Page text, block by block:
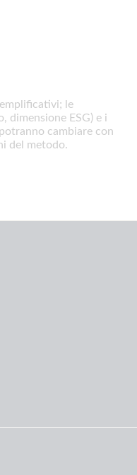
le
dimensione ESG) e i
cambiare con
del metodo.